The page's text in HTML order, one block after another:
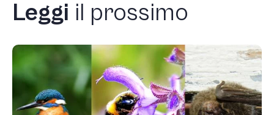
Leggi il prossimo